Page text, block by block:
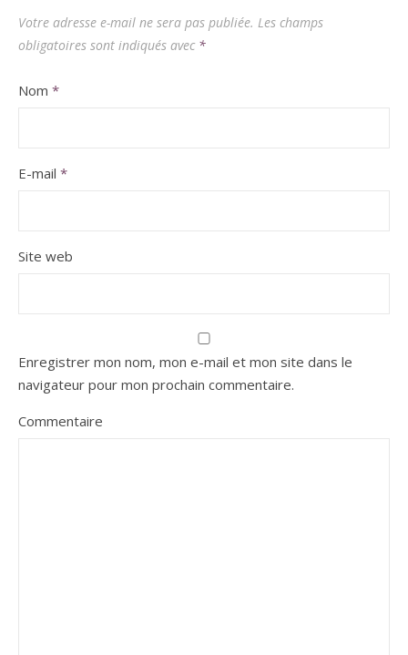
Votre adresse e-mail ne sera pas publiée. Les champs
obligatoires sont indiqués avec *
Nom *
E-mail *
Site web
Enregistrer mon nom, mon e-mail et mon site dans le
navigateur pour mon prochain commentaire.
Commentaire